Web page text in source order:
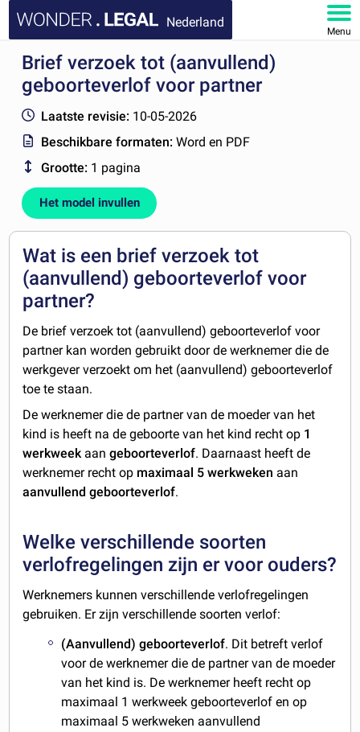
Nederland
Menu
HOME
FAQ
MIJN ACCOUNT
Brief verzoek tot (aanvullend)
geboorteverlof voor partner
Laatste revisie: 10-05-2026
Beschikbare formaten:Word en PDF
Grootte: 1 pagina
Het model invullen
Wat is een brief verzoek tot
(aanvullend) geboorteverlof voor
partner?
De brief verzoek tot (aanvullend) geboorteverlof voor
partner kan worden gebruikt door de werknemer die de
werkgever verzoekt om het (aanvullend) geboorteverlof
toe te staan.
De werknemer die de partner van de moeder van het
kind is heeft na de geboorte van het kind recht op 1
werkweekaangeboorteverlof. Daarnaast heeft de
werknemer recht op maximaal 5 werkweken aan
aanvullend geboorteverlof.
Welke verschillende soorten
verlofregelingen zijn er voor ouders?
Werknemers kunnen verschillende verlofregelingen
gebruiken. Er zijn verschillende soorten verlof:
(Aanvullend) geboorteverlof. Dit betreft verlof
voor de werknemer die de partner van de moeder
van het kind is. De werknemer heeft recht op
maximaal 1 werkweek geboorteverlof en op
maximaal 5 werkweken aanvullend